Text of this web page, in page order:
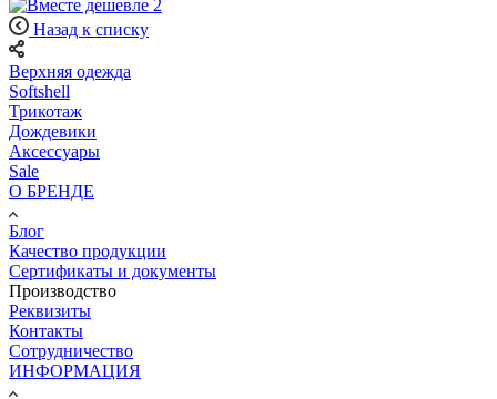
Назад к списку
Верхняя одежда
Softshell
Трикотаж
Дождевики
Аксессуары
Sale
О БРЕНДЕ
Блог
Качество продукции
Сертификаты и документы
Производство
Реквизиты
Контакты
Сотрудничество
ИНФОРМАЦИЯ